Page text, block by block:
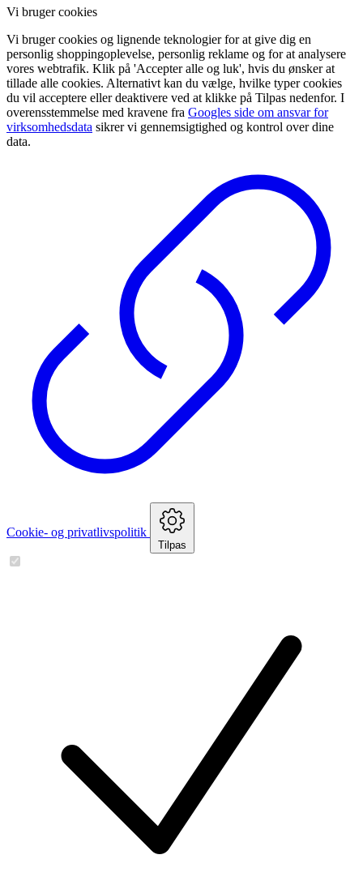
Vi bruger cookies
Vi bruger cookies og lignende teknologier for at give dig en
personlig shoppingoplevelse, personlig reklame og for at analysere
vores webtrafik. Klik på 'Accepter alle og luk', hvis du ønsker at
tillade alle cookies. Alternativt kan du vælge, hvilke typer cookies
du vil acceptere eller deaktivere ved at klikke på Tilpas nedenfor. I
overensstemmelse med kravene fra Googles side om ansvar for
virksomhedsdata sikrer vi gennemsigtighed og kontrol over dine
data.
Cookie- og privatlivspolitik
Tilpas